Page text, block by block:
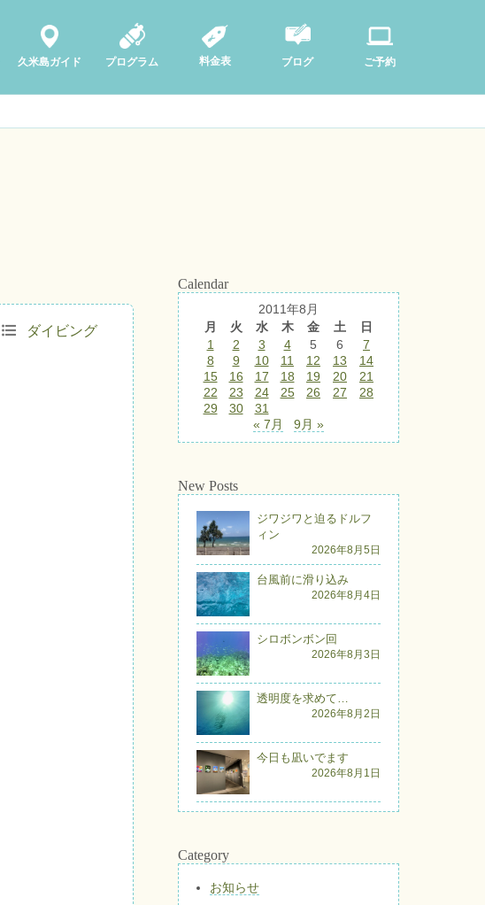
久米島ガイド プログラム 料金表 ブログ ご予約
ダイビング
Calendar
2011年8月
月
火 水 木 金 土
日
1
2 3 4 5 6
7
8
9 10 11 12 13
14
15
16 17 18 19 20
21
22
23 24 25 26 27
28
29
30
31
« 7月
9月 »
New Posts
ジワジワと迫るドルフ
ィン
2026年8月5日
台風前に滑り込み
2026年8月4日
シロボンボン回
2026年8月3日
透明度を求めて…
2026年8月2日
今日も凪いでます
2026年8月1日
Category
お知らせ